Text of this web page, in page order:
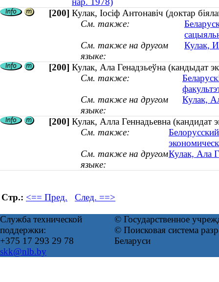
[200] Кулак, Іосіф Антонавіч (доктар
См. также:
См. также на другом
языке:
Кулак,
[200] Кулак, Ала Генадзьеўна (кандыдат
См. также:
См. также на другом
языке:
Кулак,
[200] Кулак, Алла Геннадьевна (кандидат
См. также:
См. также на другом
языке:
Кулак, Ала
Стр.: <== Пред. След. ==>
Служба технической
поддержки:
+375 17 293 29 78
skk@nlb.by
© Государственное
© Поисковая система
Беларуси